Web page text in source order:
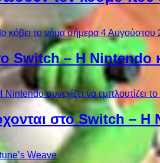
Switch – Η Nintendo
στο Switch – Η